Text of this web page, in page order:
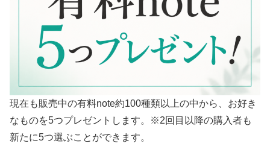
現在も販売中の有料note約100種類以上の中から、お好き
なものを5つプレゼントします。※2回目以降の購入者も
新たに5つ選ぶことができます。